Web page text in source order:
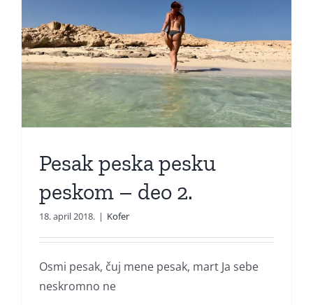
Pesak peska pesku
peskom – deo 2.
18. april 2018. | Kofer
Osmi pesak, čuj mene pesak, mart Ja sebe
neskromno ne